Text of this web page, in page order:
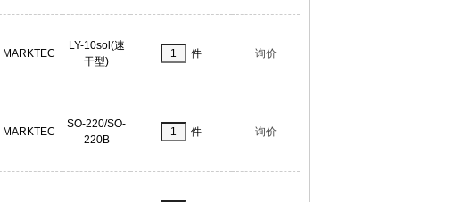
MARKTEC
LY-10sol(速
干型)
件 询价
MARKTEC
SO-220/SO-
220B
件 询价